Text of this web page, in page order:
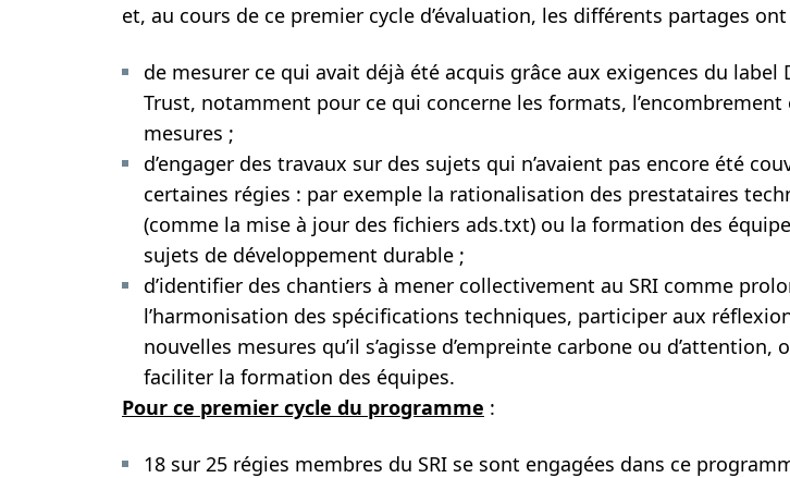
et, au cours de ce premier cycle d’évaluation, les différents partages
de mesurer ce qui avait déjà été acquis grâce aux exigences du label
Trust, notamment pour ce qui concerne les formats, l’encombrement
mesures ;
d’engager des travaux sur des sujets qui n’avaient pas encore été
certaines régies : par exemple la rationalisation des prestataires
(comme la mise à jour des fichiers ads.txt) ou la formation des
sujets de développement durable ;
d’identifier des chantiers à mener collectivement au SRI comme
l’harmonisation des spécifications techniques, participer aux
nouvelles mesures qu’il s’agisse d’empreinte carbone ou d’attention,
faciliter la formation des équipes.
Pour ce premier cycle du programme :
18 sur 25 régies membres du SRI se sont engagées dans ce